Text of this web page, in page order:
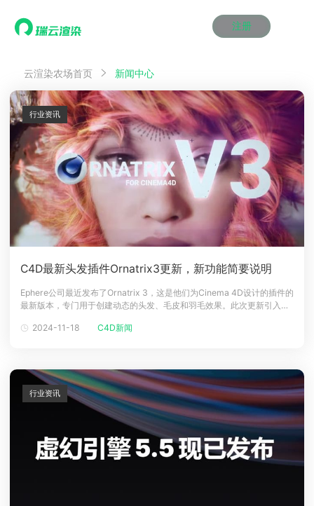
注册
产品服务
效果图渲染
云制作
云渲染管理系统
瑞兔百宝箱
AI视频插帧
效果图渲染
云制作
云渲染管理系统
瑞兔百宝箱
AI视频插帧
效果图渲染
云制作
云渲染管理系统
瑞兔百宝箱
AI视频插帧
效果图渲染
云制作
云渲染管理系统
瑞兔百宝箱
AI视频插帧
效果图渲染
云制作
云渲染管理系统
瑞兔百宝箱
AI视频插帧
效果图渲染
云制作
云渲染管理系统
瑞兔百宝箱
AI视频插帧
解决方案
Maya云渲染方案
3ds Max云渲染方案
Cinema 4D云渲染方案
Blender 云渲染方案
Maya AI渲染方案
Maya云渲染方案
3ds Max云渲染方案
Cinema 4D云渲染方案
Blender 云渲染方案
Maya AI渲染方案
Maya云渲染方案
3ds Max云渲染方案
Cinema 4D云渲染方案
Blender 云渲染方案
Maya AI渲染方案
Maya云渲染方案
3ds Max云渲染方案
Cinema 4D云渲染方案
Blender 云渲染方案
Maya AI渲染方案
Maya云渲染方案
3ds Max云渲染方案
Cinema 4D云渲染方案
Blender 云渲染方案
Maya AI渲染方案
Maya云渲染方案
3ds Max云渲染方案
Cinema 4D云渲染方案
Blender 云渲染方案
Maya AI渲染方案
价格
动画价格
效果图价格
云制作价格
动画价格
效果图价格
云制作价格
动画价格
效果图价格
云制作价格
动画价格
效果图价格
云制作价格
动画价格
效果图价格
云制作价格
动画价格
效果图价格
云制作价格
案例
资讯&赛事
新闻资讯
渲染百科
渲染大赛
泛CG交流会
新闻资讯
渲染百科
渲染大赛
泛CG交流会
新闻资讯
渲染百科
渲染大赛
泛CG交流会
新闻资讯
渲染百科
渲染大赛
泛CG交流会
新闻资讯
渲染百科
渲染大赛
泛CG交流会
新闻资讯
渲染百科
渲染大赛
泛CG交流会
特惠专区
教育优惠
教育优惠
教育优惠
教育优惠
教育优惠
教育优惠
关于我们
下载
登录
云渲染农场首页 新闻中心
C4D最新头发插件Ornatrix3更新，新功能简要说明
Ephere公司最近发布了Ornatrix 3，这是他们为Cinema 4D设计的插件的
最新版本，专门用于创建动态的头发、毛皮和羽毛效果。此次更新引入了
放置到角色模型的表面，并将这些修饰整合到一个单一的修改器中，以便
2024-11-18 C4D新闻
行业资讯
行业资讯